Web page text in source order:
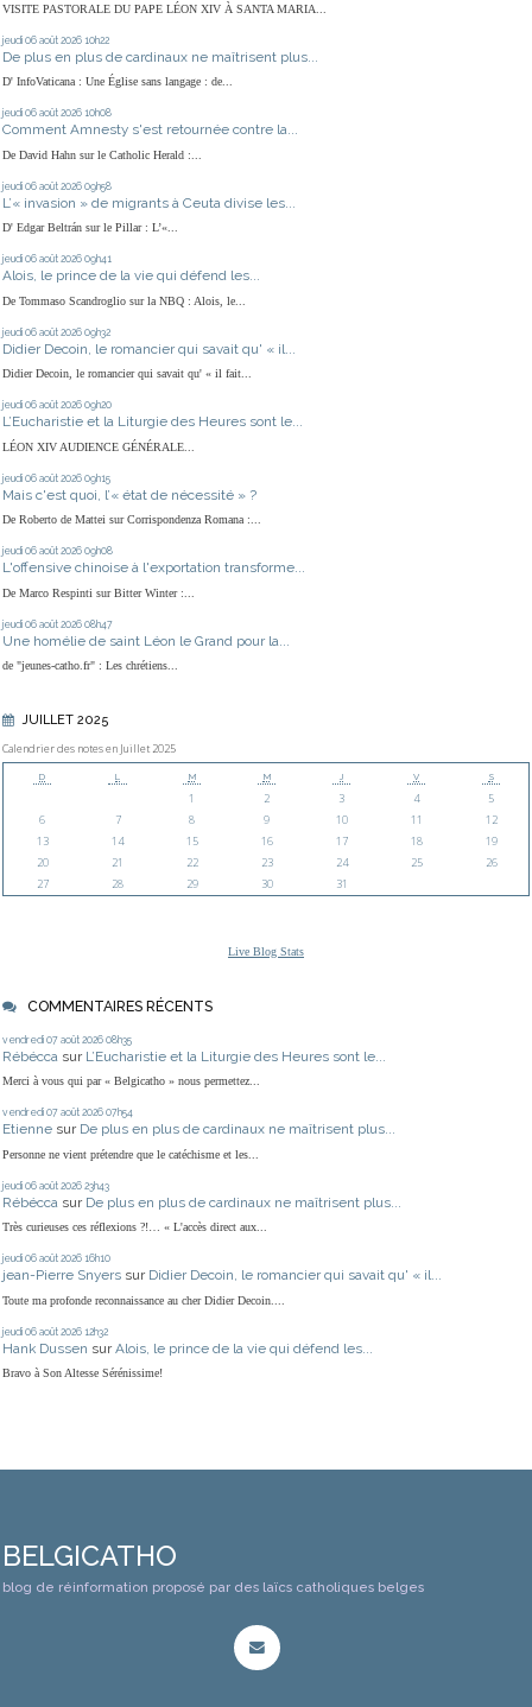
VISITE PASTORALE DU PAPE LÉON XIV À SANTA MARIA...
jeudi 06 août 2026 10h22
De plus en plus de cardinaux ne maîtrisent plus...
D' InfoVaticana : Une Église sans langage : de...
jeudi 06 août 2026 10h08
Comment Amnesty s'est retournée contre la...
De David Hahn sur le Catholic Herald :...
jeudi 06 août 2026 09h58
L’« invasion » de migrants à Ceuta divise les...
D' Edgar Beltrán sur le Pillar : L’«...
jeudi 06 août 2026 09h41
Alois, le prince de la vie qui défend les...
De Tommaso Scandroglio sur la NBQ : Alois, le...
jeudi 06 août 2026 09h32
Didier Decoin, le romancier qui savait qu' « il...
Didier Decoin, le romancier qui savait qu' « il fait...
jeudi 06 août 2026 09h20
L’Eucharistie et la Liturgie des Heures sont le...
LÉON XIV AUDIENCE GÉNÉRALE...
jeudi 06 août 2026 09h15
Mais c'est quoi, l’« état de nécessité » ?
De Roberto de Mattei sur Corrispondenza Romana :...
jeudi 06 août 2026 09h08
L'offensive chinoise à l'exportation transforme...
De Marco Respinti sur Bitter Winter :...
jeudi 06 août 2026 08h47
Une homélie de saint Léon le Grand pour la...
de "jeunes-catho.fr" : Les chrétiens...
JUILLET 2025
Calendrier des notes en Juillet 2025
D L M M J V S
1 2 3 4
5
6
7 8 9 10 11
12
13
14 15 16 17 18
19
20
21 22 23 24 25
26
27
28 29 30 31
Live Blog Stats
COMMENTAIRES RÉCENTS
vendredi 07 août 2026 08h35
Rébécca sur L’Eucharistie et la Liturgie des Heures sont le...
Merci à vous qui par « Belgicatho » nous permettez...
vendredi 07 août 2026 07h54
Etienne sur De plus en plus de cardinaux ne maîtrisent plus...
Personne ne vient prétendre que le catéchisme et les...
jeudi 06 août 2026 23h43
Rébécca sur De plus en plus de cardinaux ne maîtrisent plus...
Très curieuses ces réflexions ?!… « L'accès direct aux...
jeudi 06 août 2026 16h10
jean-Pierre Snyers sur Didier Decoin, le romancier qui savait qu' « il...
Toute ma profonde reconnaissance au cher Didier Decoin....
jeudi 06 août 2026 12h32
Hank Dussen sur Alois, le prince de la vie qui défend les...
Bravo à Son Altesse Sérénissime!
BELGICATHO
blog de réinformation proposé par des laïcs catholiques belges